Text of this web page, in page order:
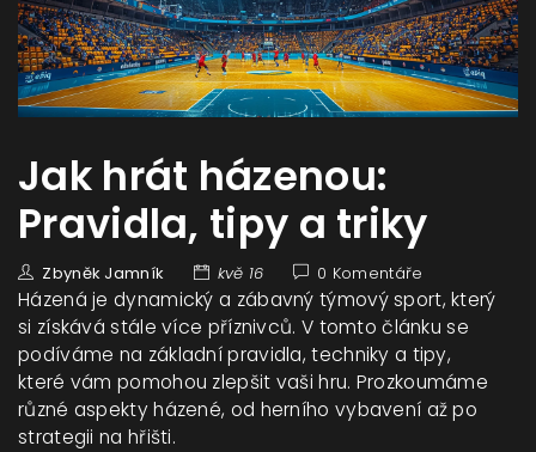
Jak hrát házenou:
Pravidla, tipy a triky
Zbyněk Jamník kvě 16 0 Komentáře
Házená je dynamický a zábavný týmový sport, který
si získává stále více příznivců. V tomto článku se
podíváme na základní pravidla, techniky a tipy,
které vám pomohou zlepšit vaši hru. Prozkoumáme
různé aspekty házené, od herního vybavení až po
strategii na hřišti.